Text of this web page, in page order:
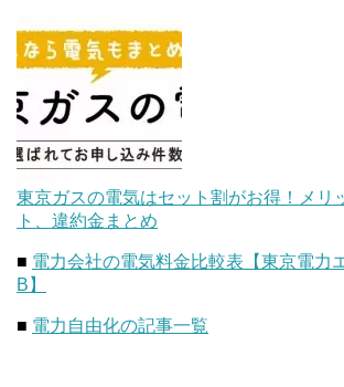
東京ガスの電気はセット割がお得！メリ
ト、違約金まとめ
■ 電力会社の電気料金比較表【東京電力
B】
■ 電力自由化の記事一覧